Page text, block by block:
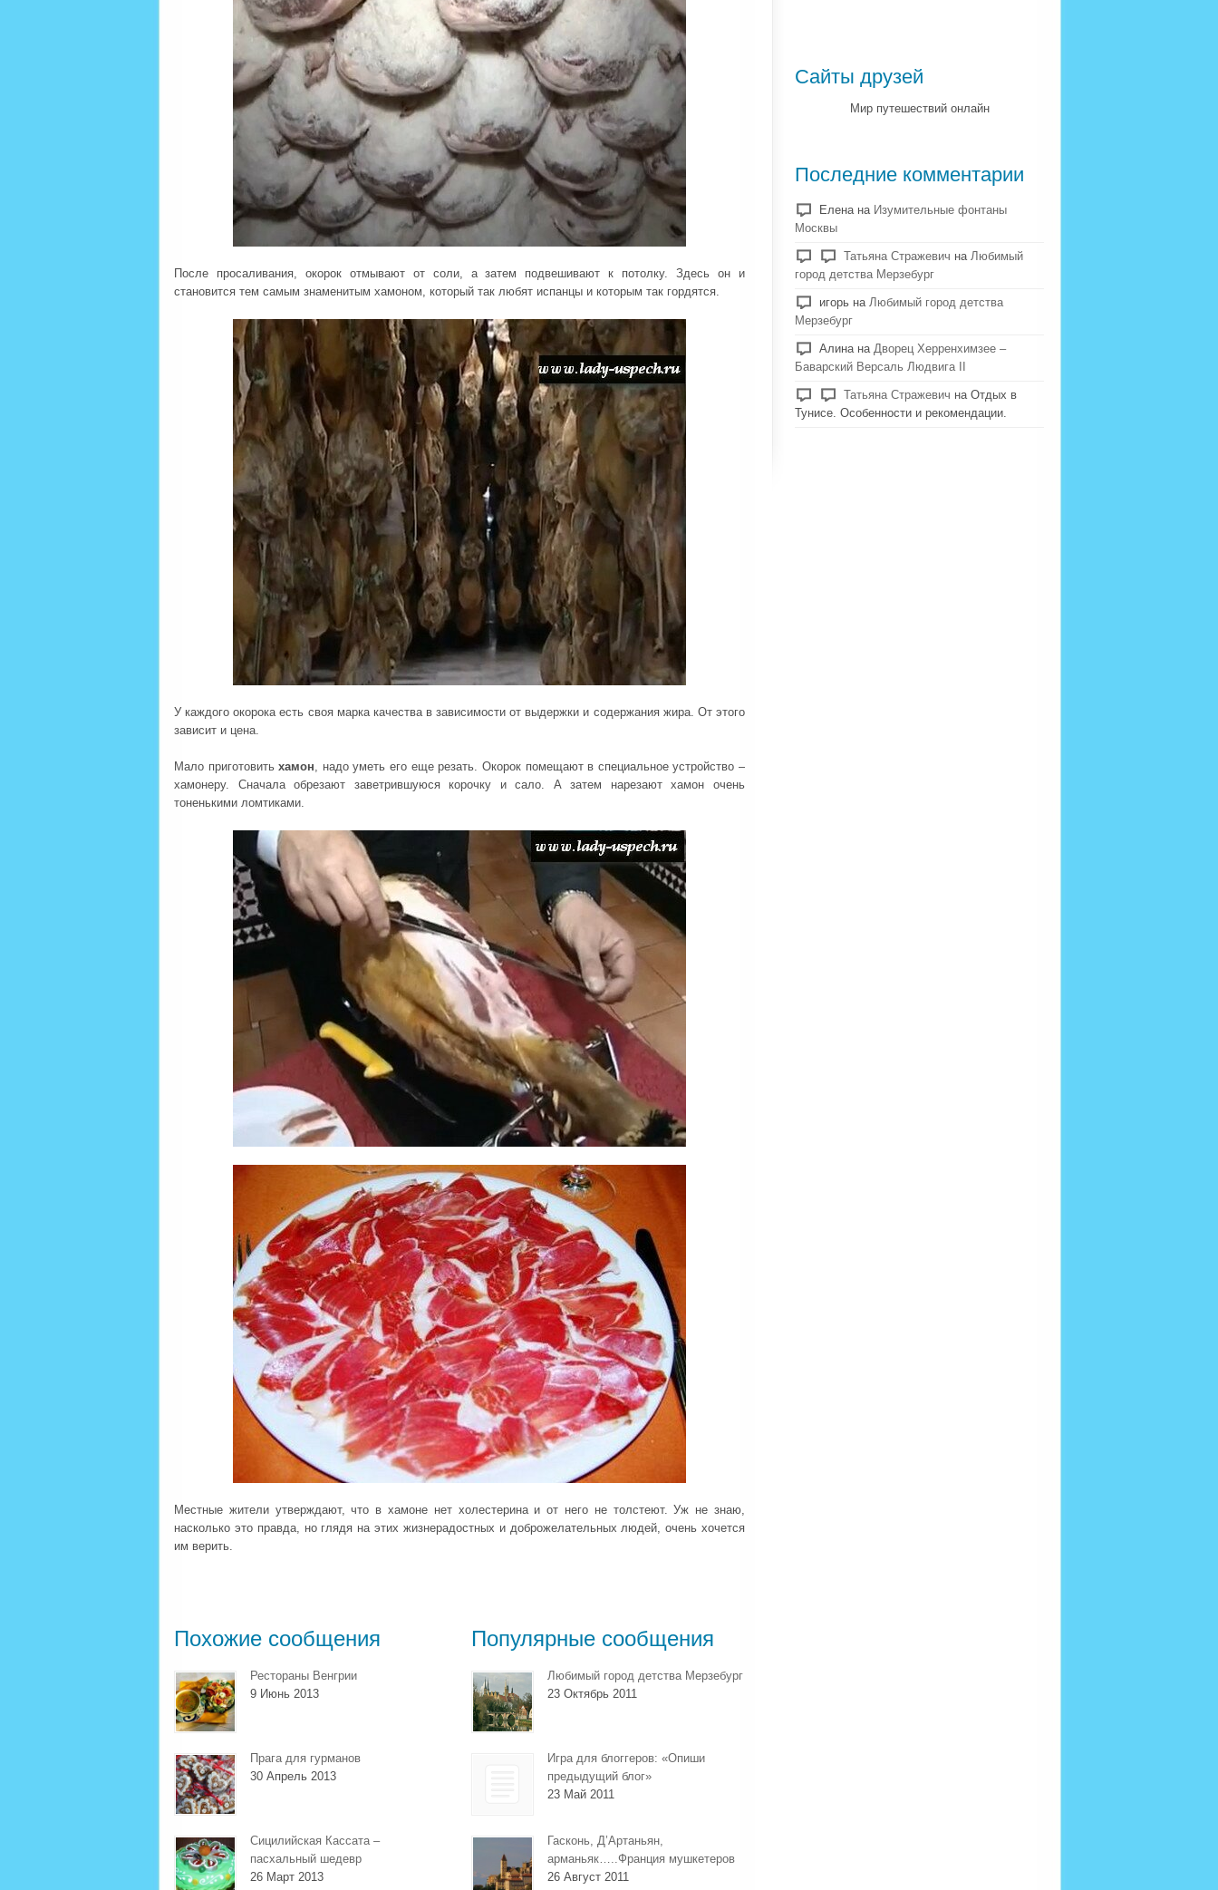
После просаливания, окорок отмывают от соли, а затем подвешивают к потолку. Здесь он и
становится тем самым знаменитым хамоном, который так любят испанцы и которым так гордятся.
У каждого окорока есть своя марка качества в зависимости от выдержки и содержания жира. От этого
зависит и цена.
Мало приготовитьхамон, надо уметь его еще резать. Окорок помещают в специальное устройство –
хамонеру. Сначала обрезают заветрившуюся корочку и сало. А затем нарезают хамон очень
тоненькими ломтиками.
Местные жители утверждают, что в хамоне нет холестерина и от него не толстеют. Уж не знаю,
насколько это правда, но глядя на этих жизнерадостных и доброжелательных людей, очень хочется
им верить.
Похожие сообщения
Рестораны Венгрии
9 Июнь 2013
Прага для гурманов
30 Апрель 2013
Сицилийская Кассата –
пасхальный шедевр
26 Март 2013
Популярные сообщения
Любимый город детства Мерзебург
23 Октябрь 2011
Игра для блоггеров: «Опиши
предыдущий блог»
23 Май 2011
Гасконь, Д’Артаньян,
арманьяк…..Франция мушкетеров
26 Август 2011
Сайты друзей
Мир путешествий онлайн
Последние комментарии
Елена на Изумительные фонтаны
Москвы
Татьяна Стражевич на Любимый
город детства Мерзебург
игорь на Любимый город детства
Мерзебург
Алина на Дворец Херренхимзее –
Баварский Версаль Людвига II
Татьяна Стражевич на Отдых в
Тунисе. Особенности и рекомендации.